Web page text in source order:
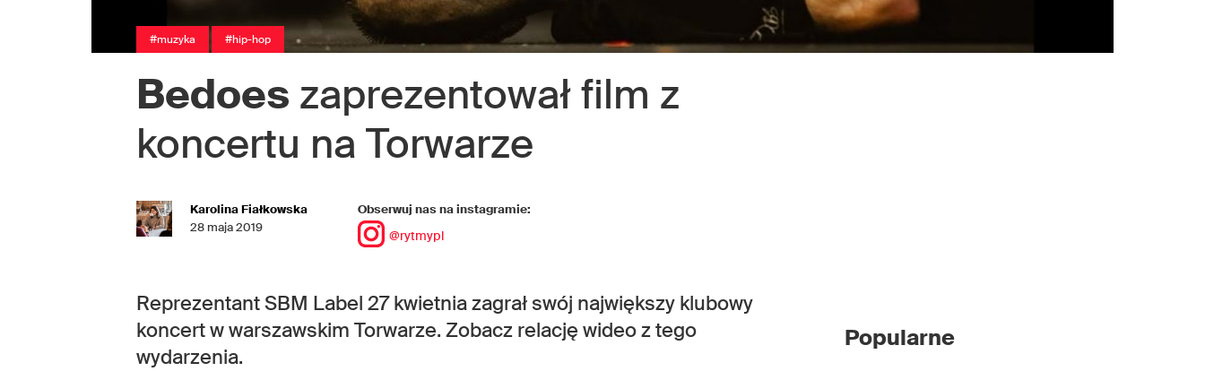
#muzyka #hip-hop
Bedoes zaprezentował film z
koncertu na Torwarze
Karolina Fiałkowska
28 maja 2019
Obserwuj nas na instagramie:
@rytmypl
Reprezentant SBM Label 27 kwietnia zagrał swój największy klubowy
koncert w warszawskim Torwarze. Zobacz relację wideo z tego
wydarzenia.
Popularne